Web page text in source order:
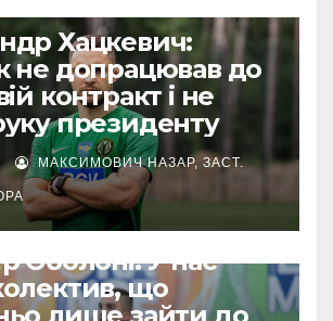
Хацкевич:
не допрацював до
контракт і не
президенту
МАКСИМОВИЧ НАЗАР, ЗАСТ.
Оболоні: У нас
що